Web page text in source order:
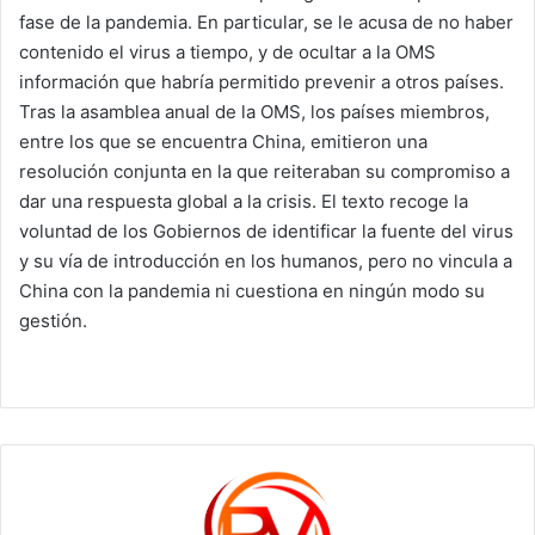
fase de la pandemia. En particular, se le acusa de no haber
contenido el virus a tiempo, y de ocultar a la OMS
información que habría permitido prevenir a otros países.
Tras la asamblea anual de la OMS, los países miembros,
entre los que se encuentra China, emitieron una
resolución conjunta en la que reiteraban su compromiso a
dar una respuesta global a la crisis. El texto recoge la
voluntad de los Gobiernos de identificar la fuente del virus
y su vía de introducción en los humanos, pero no vincula a
China con la pandemia ni cuestiona en ningún modo su
gestión.